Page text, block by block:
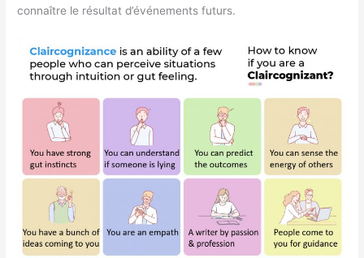
connaître le résultat d’événements futurs.